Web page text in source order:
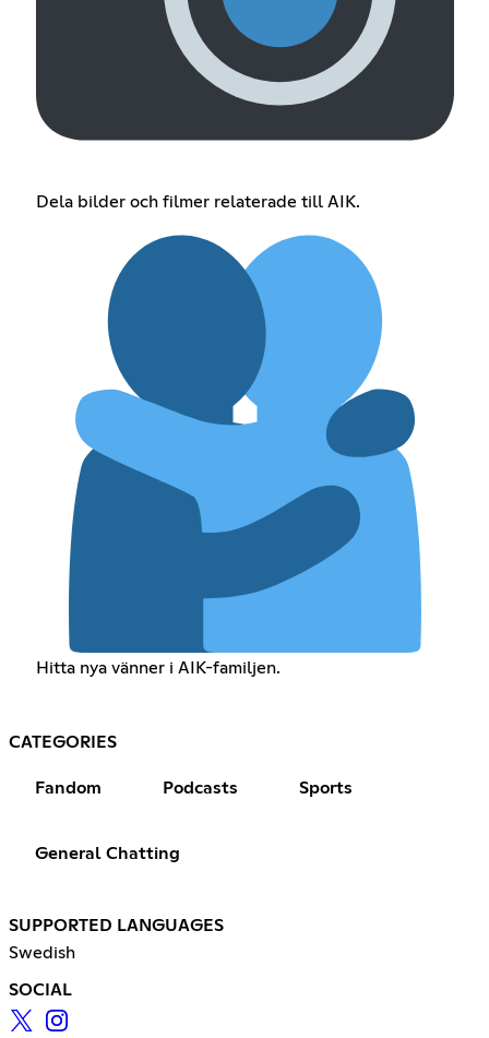
Dela bilder och filmer relaterade till AIK.
Hitta nya vänner i AIK-familjen.
CATEGORIES
Fandom Podcasts Sports
General Chatting
SUPPORTED LANGUAGES
Swedish
SOCIAL